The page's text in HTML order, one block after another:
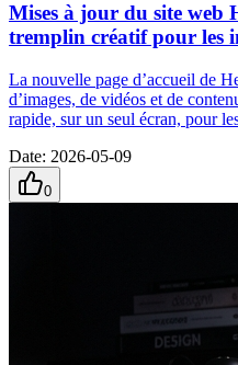
Mises à jour du site web
tremplin créatif pour les
La nouvelle page d’accueil de
d’images, de vidéos et de
rapide, sur un seul écran, pour
Date: 2026-05-09
0